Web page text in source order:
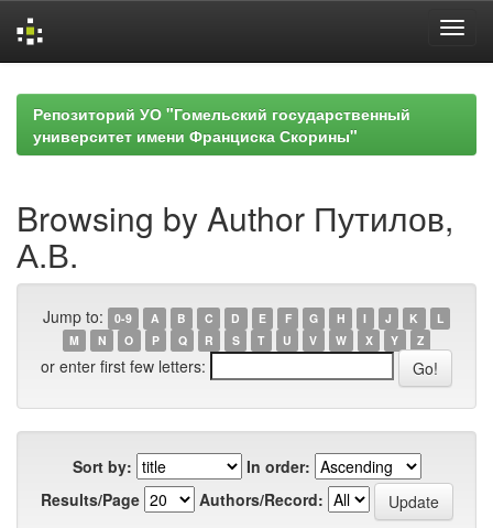
navigationРепозиторий УО "Гомельский государственный
университет имени Франциска Скорины"
Browsing by Author Путилов,
А.В.
Jump to: 0-9 A B C D E F G H I J K
L
M
N O P Q R S T U V W X Y Z
or enter first few letters:
Sort by:
In order:
Results/Page
Authors/Record: